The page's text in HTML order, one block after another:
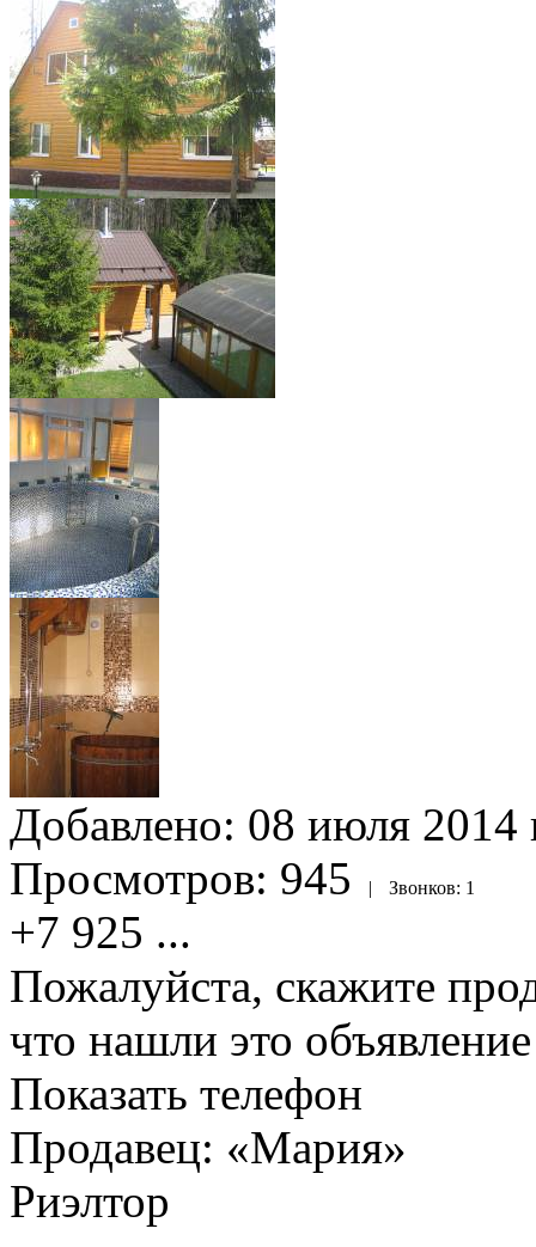
Добавлено: 08 июля 2014
Просмотров: 945 | Звонков: 1
+7 925 ...
Пожалуйста, скажите
что нашли это
Показать телефон
Продавец: «Мария»
Риэлтор